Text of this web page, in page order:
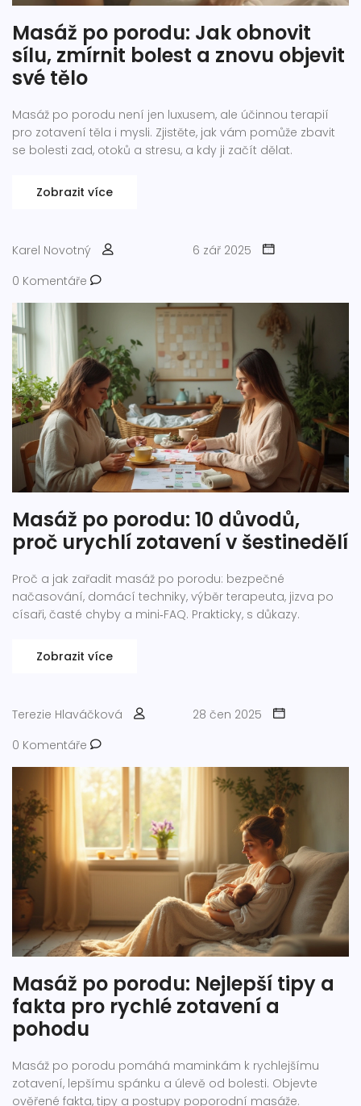
Masáž po porodu: Jak obnovit
sílu, zmírnit bolest a znovu objevit
své tělo
Masáž po porodu není jen luxusem, ale účinnou terapií
pro zotavení těla i mysli. Zjistěte, jak vám pomůže zbavit
se bolesti zad, otoků a stresu, a kdy ji začít dělat.
Zobrazit více
Karel Novotný
6 zář 2025
0 Komentáře
Masáž po porodu: 10 důvodů,
proč urychlí zotavení v šestinedělí
Proč a jak zařadit masáž po porodu: bezpečné
načasování, domácí techniky, výběr terapeuta, jizva po
císaři, časté chyby a mini‑FAQ. Prakticky, s důkazy.
Zobrazit více
Terezie Hlaváčková
28 čen 2025
0 Komentáře
Masáž po porodu: Nejlepší tipy a
fakta pro rychlé zotavení a
pohodu
Masáž po porodu pomáhá maminkám k rychlejšímu
zotavení, lepšímu spánku a úlevě od bolesti. Objevte
ověřené fakta, tipy a postupy poporodní masáže.